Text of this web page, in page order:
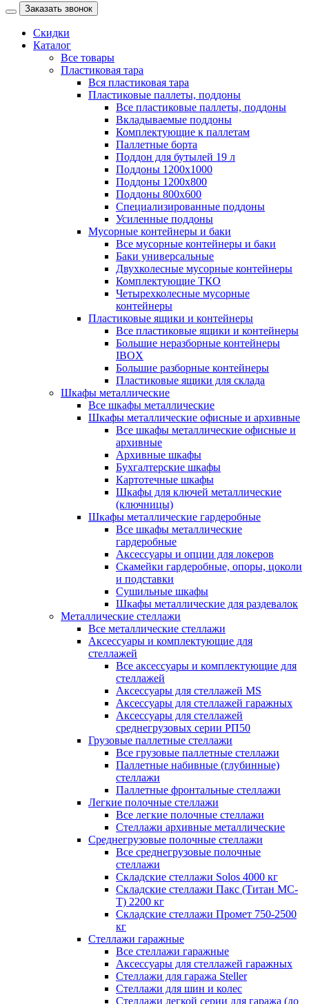
Заказать звонок
Скидки
Каталог
Все товары
Пластиковая тара
Вся пластиковая тара
Пластиковые паллеты, поддоны
Все пластиковые паллеты, поддоны
Вкладываемые поддоны
Комплектующие к паллетам
Паллетные борта
Поддон для бутылей 19 л
Поддоны 1200х1000
Поддоны 1200х800
Поддоны 800х600
Специализированные поддоны
Усиленные поддоны
Мусорные контейнеры и баки
Все мусорные контейнеры и баки
Баки универсальные
Двухколесные мусорные контейнеры
Комплектующие ТКО
Четырехколесные мусорные
контейнеры
Пластиковые ящики и контейнеры
Все пластиковые ящики и контейнеры
Большие неразборные контейнеры
IBOX
Большие разборные контейнеры
Пластиковые ящики для склада
Шкафы металлические
Все шкафы металлические
Шкафы металлические офисные и архивные
Все шкафы металлические офисные и
архивные
Архивные шкафы
Бухгалтерские шкафы
Картотечные шкафы
Шкафы для ключей металлические
(ключницы)
Шкафы металлические гардеробные
Все шкафы металлические
гардеробные
Аксессуары и опции для локеров
Скамейки гардеробные, опоры, цоколи
и подставки
Сушильные шкафы
Шкафы металлические для раздевалок
Металлические стеллажи
Все металлические стеллажи
Аксессуары и комплектующие для
стеллажей
Все аксессуары и комплектующие для
стеллажей
Аксессуары для стеллажей MS
Аксессуары для стеллажей гаражных
Аксессуары для стеллажей
среднегрузовых серии РП50
Грузовые паллетные стеллажи
Все грузовые паллетные стеллажи
Паллетные набивные (глубинные)
стеллажи
Паллетные фронтальные стеллажи
Легкие полочные стеллажи
Все легкие полочные стеллажи
Стеллажи архивные металлические
Среднегрузовые полочные стеллажи
Все среднегрузовые полочные
стеллажи
Складские стеллажи Solos 4000 кг
Складские стеллажи Пакс (Титан МС-
Т) 2200 кг
Складские стеллажи Промет 750-2500
кг
Стеллажи гаражные
Все стеллажи гаражные
Аксессуары для стеллажей гаражных
Стеллажи для гаража Steller
Стеллажи для шин и колес
Стеллажи легкой серии для гаража (до